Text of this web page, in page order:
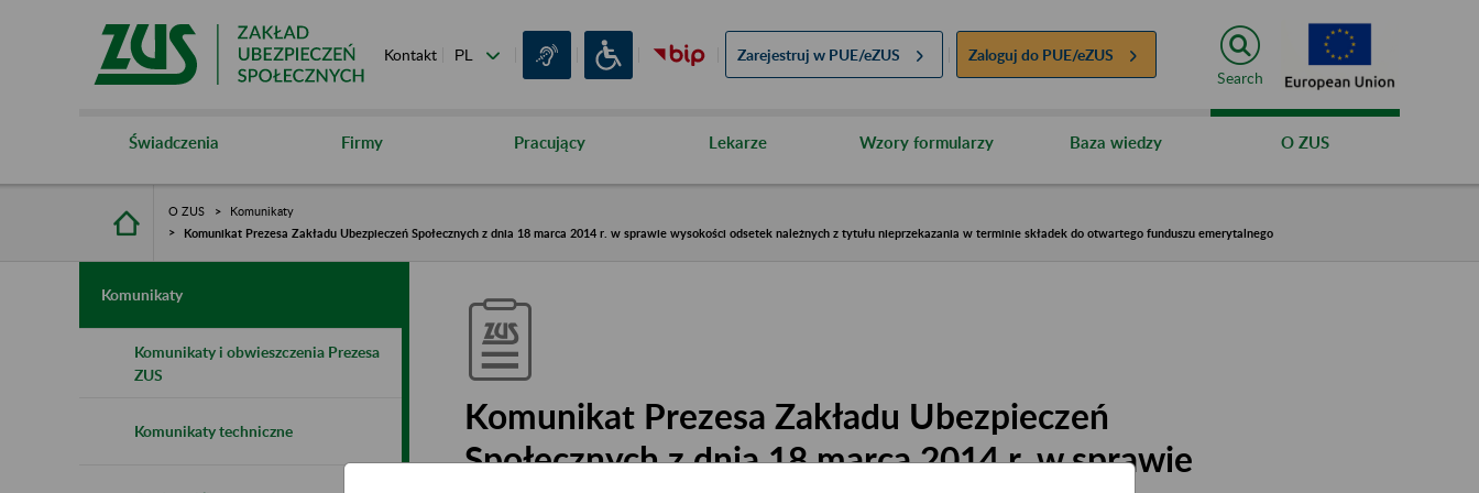
Kontakt Zarejestruj w PUE/eZUS Zaloguj do PUE/eZUS
Search
Świadczenia Firmy Pracujący Lekarze Wzory formularzy Baza wiedzy O ZUS
O ZUS
Komunikaty
Komunikat Prezesa Zakładu Ubezpieczeń Społecznych z dnia 18 marca 2014 r. w sprawie wysokości odsetek należnych z tytułu nieprzekazania w terminie składek do otwartego funduszu emerytalnego
Komunikaty
Komunikaty i obwieszczenia Prezesa
ZUS
Komunikaty techniczne
Komunikat Prezesa Zakładu Ubezpieczeń
Społecznych z dnia 18 marca 2014 r. w sprawie